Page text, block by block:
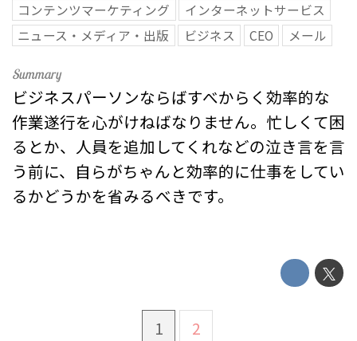
コンテンツマーケティング
インターネットサービス
ニュース・メディア・出版
ビジネス CEO メール
ビジネスパーソンならばすべからく効率的な
作業遂行を心がけねばなりません。忙しくて困
るとか、人員を追加してくれなどの泣き言を言
う前に、自らがちゃんと効率的に仕事をしてい
るかどうかを省みるべきです。
1 2